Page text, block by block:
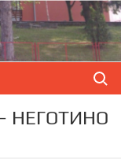
НЕГОТИНО